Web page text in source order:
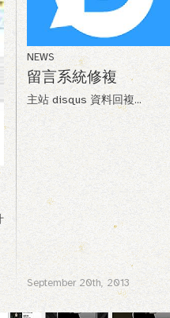
NEWS
留言系統修複
主站 disqus 資料回複...
September 20th, 2013